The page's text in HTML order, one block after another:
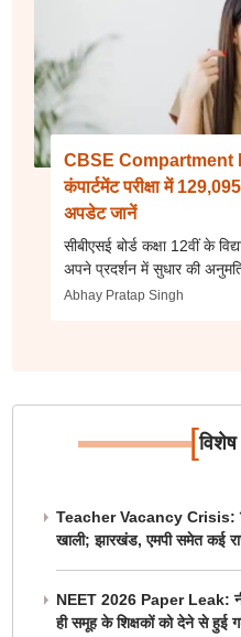
CBSE Compartment
कंपार्टमेंट परीक्षा में
अपडेट जानें
सीबीएसई बोर्ड कक्षा 12वीं के
अपने प्रदर्शन में सुधार की
Abhay Pratap Singh
[विशेष
Teacher Vacancy Crisis:
खाली; झारखंड, एमपी समेत कई
NEET 2026 Paper Leak:
ही समूह के शिक्षकों को देने से हुई